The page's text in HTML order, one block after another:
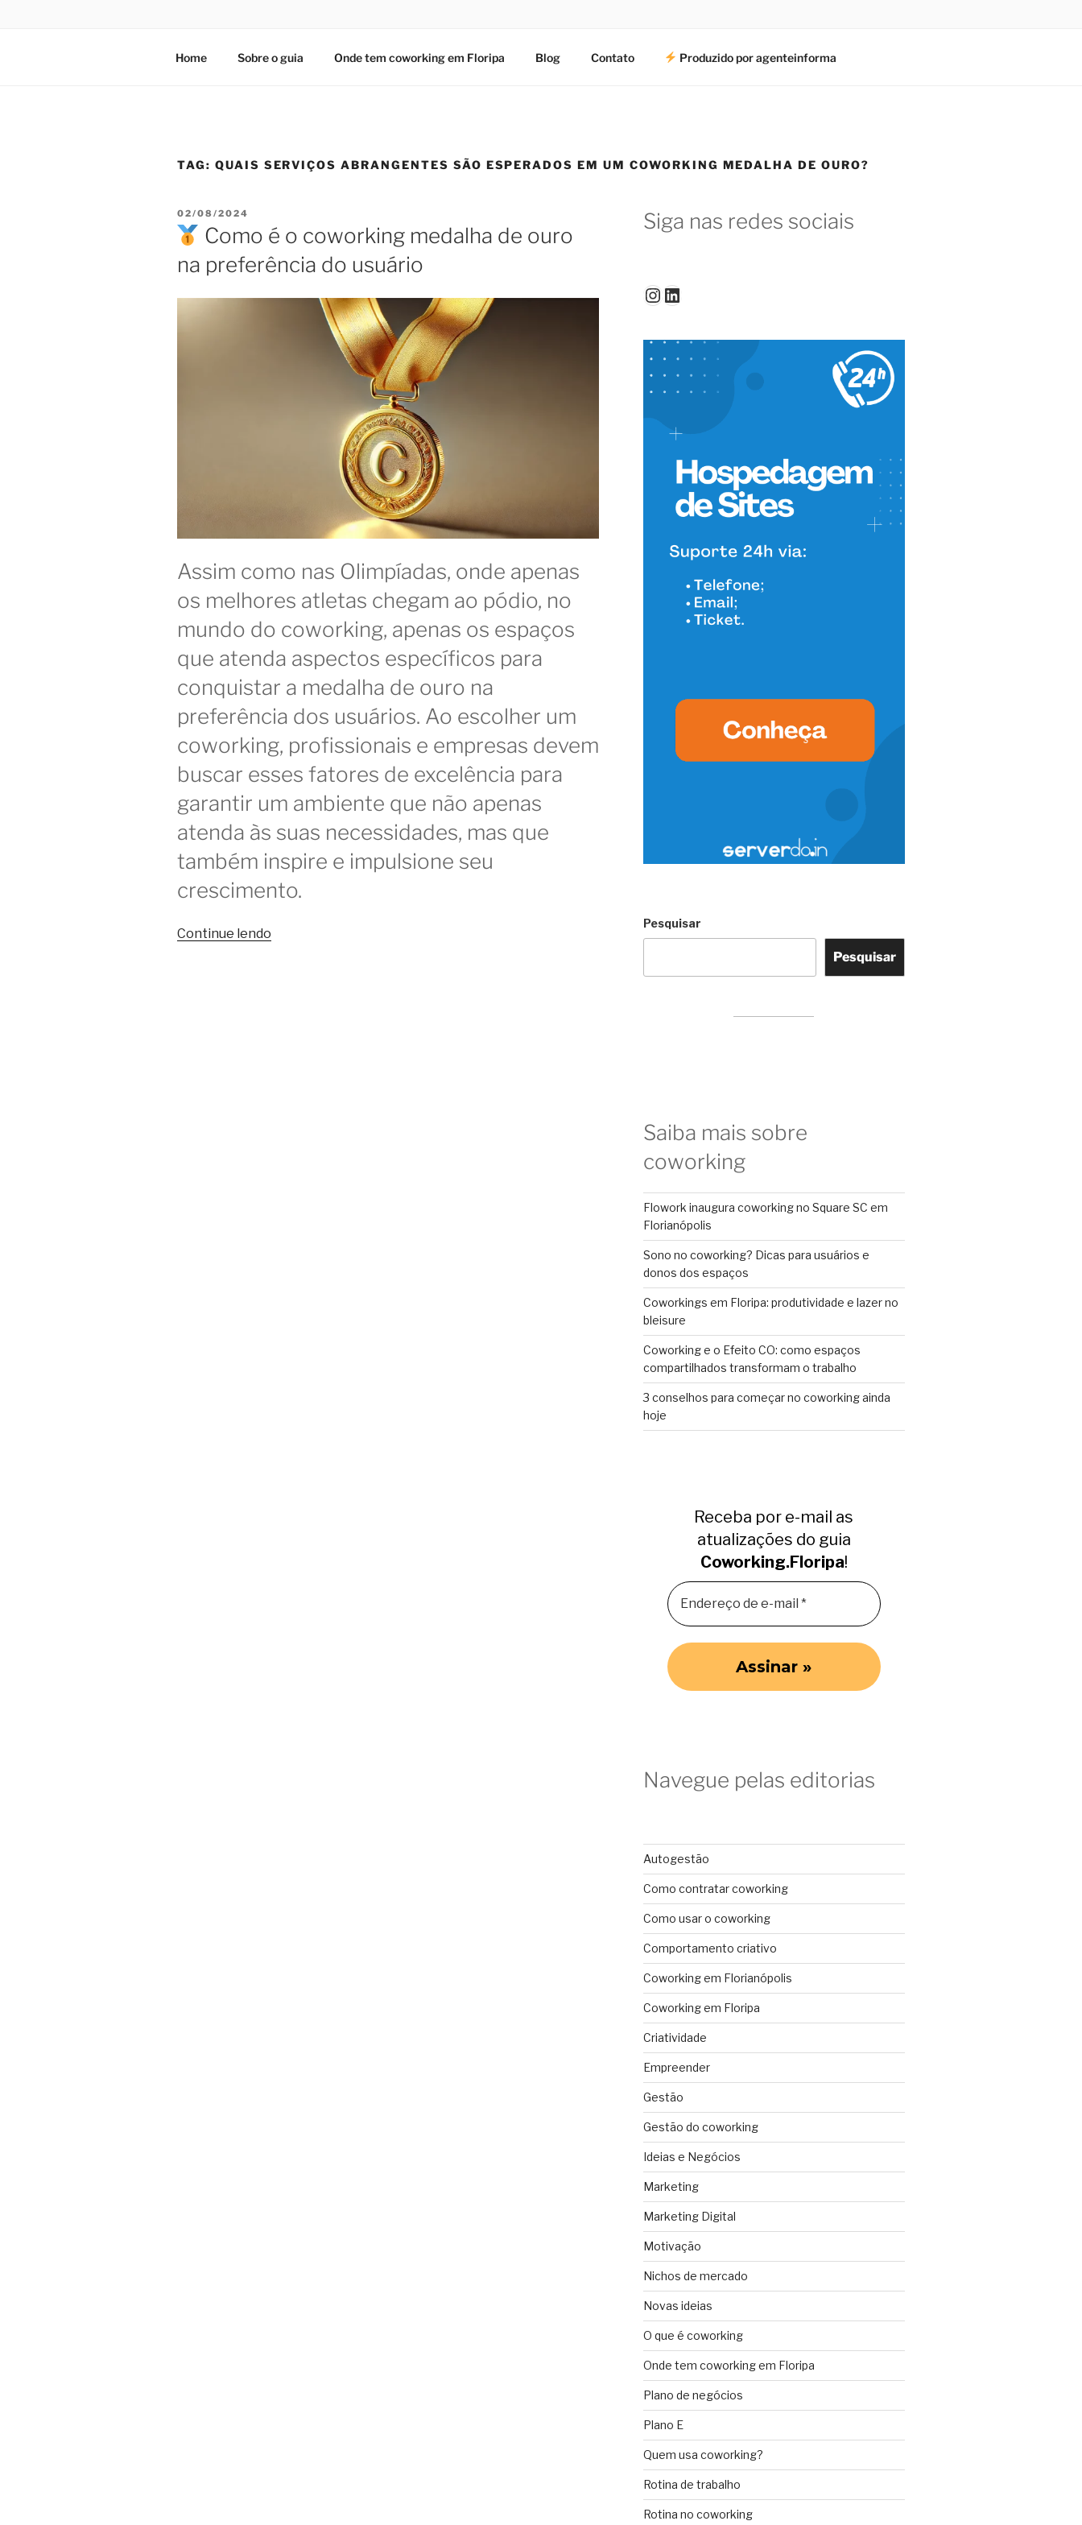
Home Sobre o guia Onde tem coworking em Floripa Blog Contato Produzido por agenteinforma
TAG: QUAIS SERVIÇOS ABRANGENTES SÃO ESPERADOS EM UM COWORKING MEDALHA DE OURO?
PUBLICADO
EM
02/08/2024
Como é o coworking medalha de ouro
na preferência do usuário
Assim como nas Olimpíadas, onde apenas
os melhores atletas chegam ao pódio, no
mundo do coworking, apenas os espaços
que atenda aspectos específicos para
conquistar a medalha de ouro na
preferência dos usuários. Ao escolher um
coworking, profissionais e empresas devem
buscar esses fatores de excelência para
garantir um ambiente que não apenas
atenda às suas necessidades, mas que
também inspire e impulsione seu
crescimento.
Continue lendo
Siga nas redes sociais
Instagram
LinkedIn
Pesquisar
Pesquisar
Saiba mais sobre
coworking
Flowork inaugura coworking no Square SC em
Florianópolis
Sono no coworking? Dicas para usuários e
donos dos espaços
Coworkings em Floripa: produtividade e lazer no
bleisure
Coworking e o Efeito CO: como espaços
compartilhados transformam o trabalho
3 conselhos para começar no coworking ainda
hoje
Receba por e-mail as
atualizações do guia
Coworking.Floripa!
Navegue pelas editorias
Autogestão
Como contratar coworking
Como usar o coworking
Comportamento criativo
Coworking em Florianópolis
Coworking em Floripa
Criatividade
Empreender
Gestão
Gestão do coworking
Ideias e Negócios
Marketing
Marketing Digital
Motivação
Nichos de mercado
Novas ideias
O que é coworking
Onde tem coworking em Floripa
Plano de negócios
Plano E
Quem usa coworking?
Rotina de trabalho
Rotina no coworking